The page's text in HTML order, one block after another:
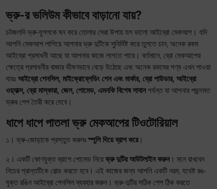
ভ্রু-র ভলিউম কীভাবে বাড়ানো যায়?
চটজলদি ভ্রু-যুগলকে ঘন করে তোলার সেরা উপায় হল ভালো আইব্রো মেকআপ। যদি
আপনি মেকআপ লাগিয়ে আপনার ভ্রু দুটিকে সুনির্দিষ্ট করে তুলতে চান, অনেক রকম
আইব্রো প্রসাধনী আছে যা আপনার কাজে লাগতে পারে। বর্তমানে, ব্রো মেকআপের
ক্ষেত্রে প্রসাধনীর বাজার ভীষণভাবে বেড়ে উঠেছে এবং অনেক রকমের পণ্য এখন পাওয়া
যায়ঃ আইব্রো পেনসিল, মাইক্রোব্লেডিং পেন এবং মার্কার, ব্রো পাউডার, আইব্রো
ওয়্যাক্স, ব্রো মাস্কারা, জেল, পোমেড, এমনকি বিশেষ সাবানপর্যন্ত যা আপনার পছন্দমত
ভ্রুর শেপ তৈরী করে দেবে।
ধাপে ধাপে পাতলা ভ্রু মেকআপের টিওটোরিয়াল
১। ভ্রু-জোড়াকে প্রস্তুত করুনঃস্পুলি দিয়ে ব্রাশ করে।
২। একটি কোণযুক্ত ব্রাশে পোমেড নিয়ে ভ্রু দুটির আউটলাইন করুন। মনে রাখবেন
নিচের প্রান্তটিকে বোল্ড করতে হবে। এই কাজের জন্য আপনি একটি নরম, যথেষ্ট রঙ-
যুক্ত রঙিন আইব্রো পেনসিল ব্যবহার করুন। ভ্রু-দুটির সঠিক শেপ ঠিক করতে